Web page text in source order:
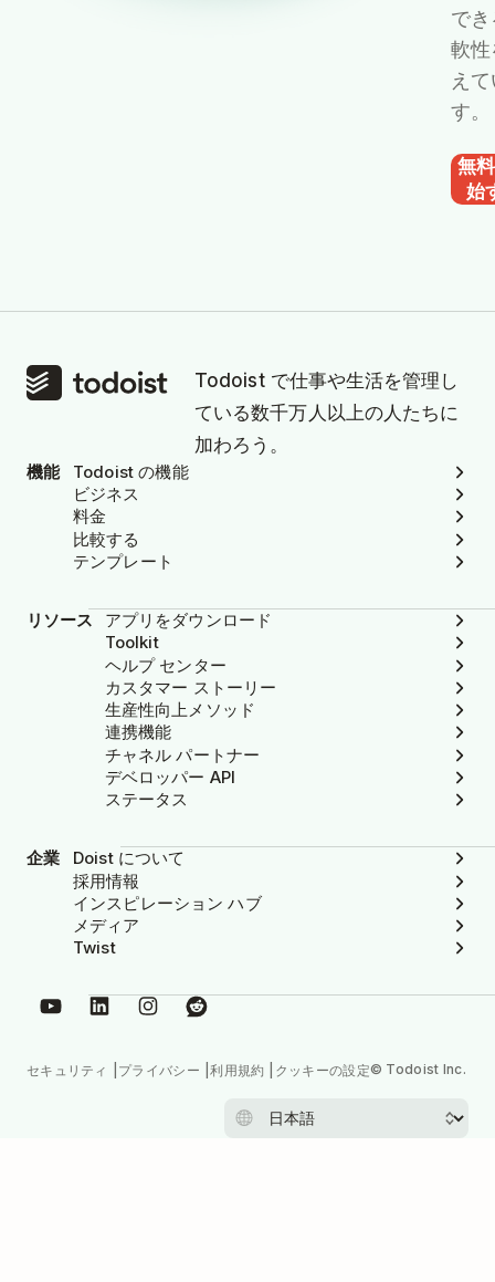
で
軟
え
す。
無
始
Todoist で仕事や生活を管理し
ている数千万人以上の人たちに
加わろう。
機能
Todoist の機能
ビジネス
料金
比較する
テンプレート
リソース
アプリをダウンロード
Toolkit
ヘルプ センター
カスタマー ストーリー
生産性向上メソッド
連携機能
チャネル パートナー
デベロッパー API
ステータス
企業
Doist について
採用情報
インスピレーション ハブ
メディア
Twist
セキュリティ プライバシー 利用規約 クッキーの設定© Todoist Inc.